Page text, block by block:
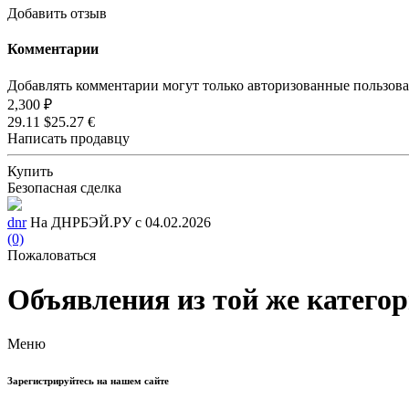
Добавить отзыв
Комментарии
Добавлять комментарии могут только авторизованные
2,300 ₽
29.11 $25.27 €
Написать продавцу
Купить
Безопасная сделка
dnr На ДНРБЭЙ.РУ с 04.02.2026
(0)
Пожаловаться
Объявления из той же
Меню
Зарегистрируйтесь на нашем сайте